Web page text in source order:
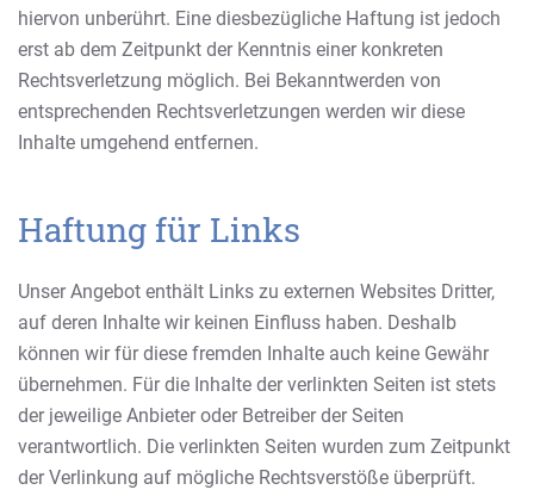
hiervon unberührt. Eine diesbezügliche Haftung ist jedoch
erst ab dem Zeitpunkt der Kenntnis einer konkreten
Rechtsverletzung möglich. Bei Bekanntwerden von
entsprechenden Rechtsverletzungen werden wir diese
Inhalte umgehend entfernen.
Haftung für Links
Unser Angebot enthält Links zu externen Websites Dritter,
auf deren Inhalte wir keinen Einfluss haben. Deshalb
können wir für diese fremden Inhalte auch keine Gewähr
übernehmen. Für die Inhalte der verlinkten Seiten ist stets
der jeweilige Anbieter oder Betreiber der Seiten
verantwortlich. Die verlinkten Seiten wurden zum Zeitpunkt
der Verlinkung auf mögliche Rechtsverstöße überprüft.